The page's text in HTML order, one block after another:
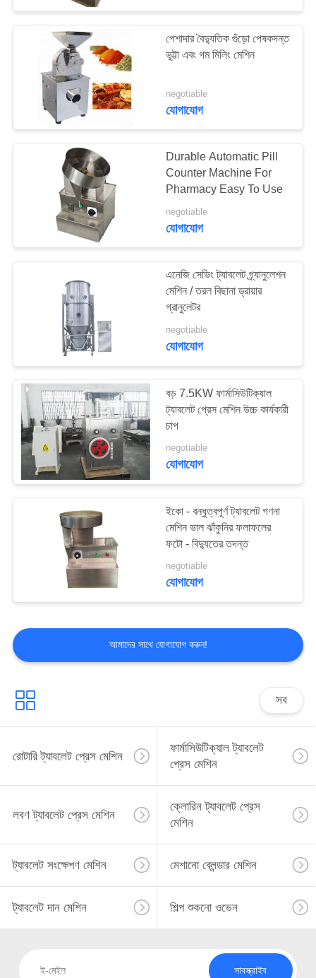
স্বয়ংক্রিয় ফিডিং মেশিন
17
পেশাদার বৈদ্যুতিক গুঁড়ো পেষকদন্ত
ভুট্টা এবং গম মিলিং মেশিন
negotiable
যোগাযোগ
Durable Automatic Pill
Counter Machine For
Pharmacy Easy To Use
negotiable
যোগাযোগ
এনেজি সেভিং ট্যাবলেট গ্র্যানুলেশন
মেশিন / তরল বিছানা ড্রায়ার
গ্রানুলেটর
negotiable
যোগাযোগ
বড় 7.5KW ফার্মাসিউটিক্যাল
ট্যাবলেট প্রেস মেশিন উচ্চ কার্যকারী
চাপ
negotiable
যোগাযোগ
ইকো - বন্ধুত্বপূর্ণ ট্যাবলেট গণনা
মেশিন ভাল ঝাঁকুনির ফলাফলের
ফটো - বিদ্যুতের তদন্ত
negotiable
যোগাযোগ
আমাদের সাথে যোগাযোগ করুন!
সব
রোটারি ট্যাবলেট প্রেস মেশিন
ফার্মাসিউটিক্যাল ট্যাবলেট
প্রেস মেশিন
লবণ ট্যাবলেট প্রেস মেশিন
ক্লোরিন ট্যাবলেট প্রেস
মেশিন
ট্যাবলেট সংক্ষেপণ মেশিন মেশানো ব্লেন্ডার মেশিন
ট্যাবলেট দান মেশিন শিল্প শুকনো ওভেন
সাবস্ক্রাইব